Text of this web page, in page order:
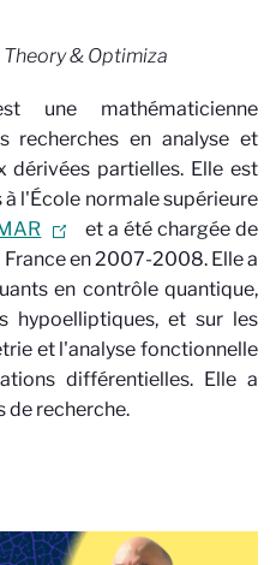
& Optimiza
une mathématicienne
recherches en analyse et
dérivées partielles. Elle est
l'École normale supérieure
et a été chargée de
en 2007-2008. Elle a
en contrôle quantique,
hypoelliptiques, et sur les
et l'analyse fonctionnelle
différentielles. Elle a
de recherche.